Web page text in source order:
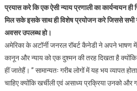
प्रयास करे कि एक ऐसी न्याय प्रणाली का कार्यन्वयन
मिल सके इसके साथ ही विशेष प्रयोजन करे जिससे सभी
अवसर उपलब्ध हो।
अमेरिका के अटॉर्नी जनरल रॉबर्ट कैनेडी ने अपने भाषण
कानून और न्याय को एक दुश्मन की तरह दिखता है
हीं जातेहैं। ” सामान्यतः गरीब लोगों में यह भय व्यापत
चाहिए क्योंकि खर्चीली एवं असाध्य प्रक्रिया उनको और